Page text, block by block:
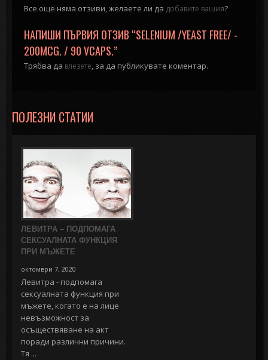
Все още няма отзиви, желаете ли да добавите вашия?
НАПИШИ ПЪРВИЯ ОТЗИВ “SELENIUM /YEAST FREE/ -
200MCG. / 90 VCAPS.”
Трябва да влезете, за да публикувате коментар.
ПОЛЕЗНИ СТАТИИ
ЛЕВИТРА – ПОДПОМАГА
СЕКСУАЛНАТА ФУНКЦИЯ
ПРИ МЪЖЕТЕ
октомври 7, 2020
Левитра - подпомага
сексуалната функция при
мъжете, когато е на лице
невъзможност за
осъществяване на акт
поради различни причини.
Тя ...